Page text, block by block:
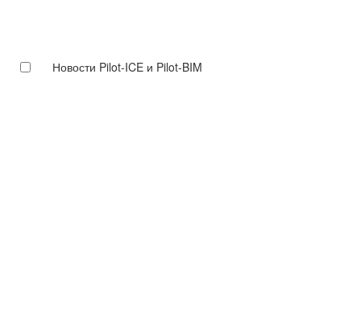
Новости Pilot-ICE и Pilot-BIM